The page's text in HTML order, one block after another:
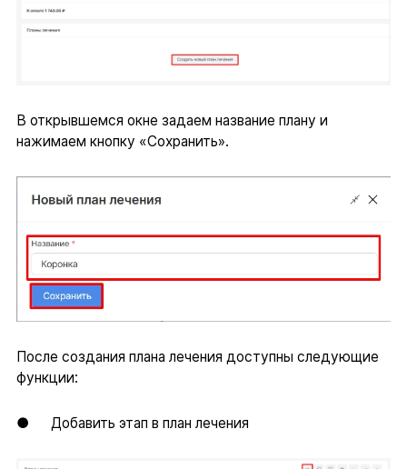
В открывшемся окне задаем название плану и
нажимаем кнопку «Сохранить».
После создания плана лечения доступны следующие
функции:
● Добавить этап в план лечения